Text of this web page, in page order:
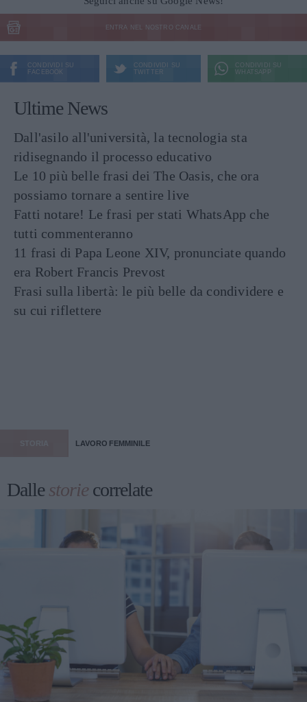
ENTRA NEL NOSTRO CANALE
CONDIVIDI SU
FACEBOOK
CONDIVIDI SU
TWITTER
CONDIVIDI SU
WHATSAPP
Ultime News
Dall'asilo all'università, la tecnologia sta
ridisegnando il processo educativo
Le 10 più belle frasi dei The Oasis, che ora
possiamo tornare a sentire live
Fatti notare! Le frasi per stati WhatsApp che
tutti commenteranno
11 frasi di Papa Leone XIV, pronunciate quando
era Robert Francis Prevost
Frasi sulla libertà: le più belle da condividere e
su cui riflettere
LAVORO FEMMINILE
Dallestoriecorrelate